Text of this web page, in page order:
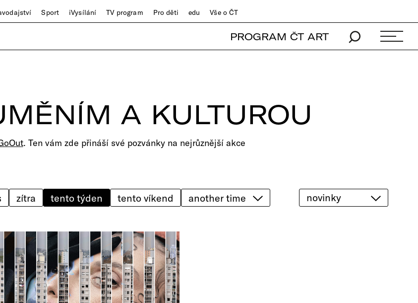
Sport iVysílání TV program Pro děti edu Vše o ČT
PROGRAM ČT ART
A KULTUROU
. Ten vám zde přináší své pozvánky na nejrůznější akce
zítra tento týden tento víkend novinky